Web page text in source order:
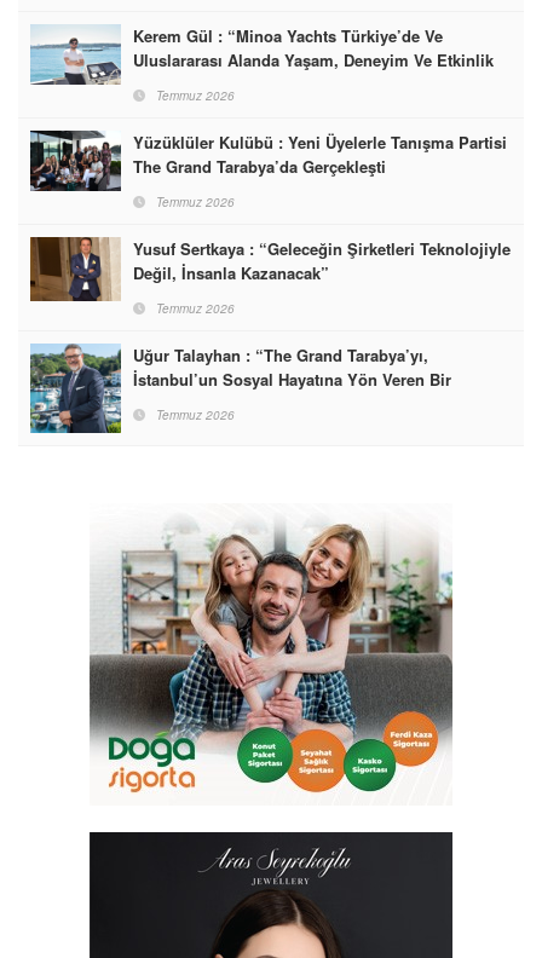
Kerem Gül : “Minoa Yachts Türkiye’de Ve
Uluslararası Alanda Yaşam, Deneyim Ve Etkinlik
Markası Olacak”
Temmuz 2026
Yüzüklüler Kulübü : Yeni Üyelerle Tanışma Partisi
The Grand Tarabya’da Gerçekleşti
Temmuz 2026
Yusuf Sertkaya : “Geleceğin Şirketleri Teknolojiyle
Değil, İnsanla Kazanacak”
Temmuz 2026
Uğur Talayhan : “The Grand Tarabya’yı,
İstanbul’un Sosyal Hayatına Yön Veren Bir
Destinasyon Haline Getirmeyi Hedefliyorum”
Temmuz 2026